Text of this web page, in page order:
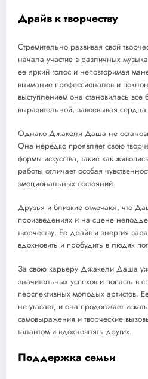
Драйв к творчеству
Стремительно развивая свой
начала участие в различных
ее яркий голос и неповторимая
внимание профессионалов и
выступлением она становилась
выразительной, завоевывая
Однако Джакели Даша не
Она нередко проявляет свою
формы искусства, такие как
работы отличает особая
эмоциональных состояний.
Друзья и близкие отмечают, что
произведениях и на сцене
творчеству. Ее драйв и энергия
вдохновить и пробудить в людях
За свою карьеру Джакели Даша
значительных успехов и попасть в
перспективных молодых артистов.
не угасает, и она продолжает
самовыражения и творческие
талантом и вдохновлять других.
Поддержка семьи